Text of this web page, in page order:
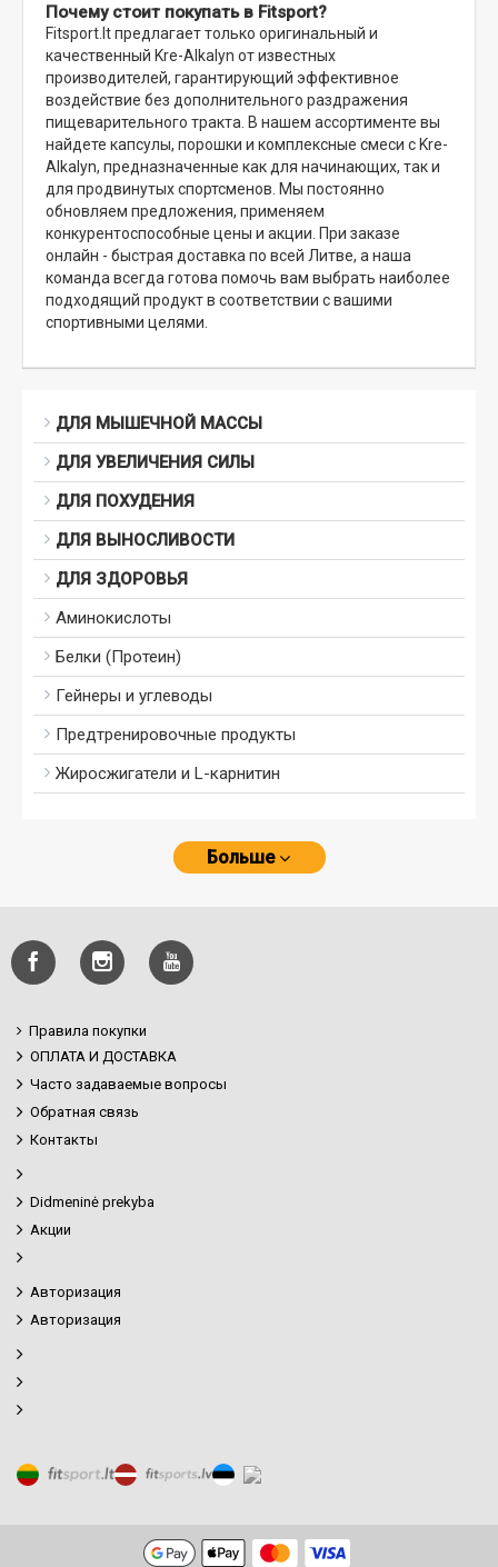
Почему стоит покупать в Fitsport?
Fitsport.lt предлагает только оригинальный и
качественный Kre-Alkalyn от известных
производителей, гарантирующий эффективное
воздействие без дополнительного раздражения
пищеварительного тракта. В нашем ассортименте вы
найдете капсулы, порошки и комплексные смеси с Kre-
Alkalyn, предназначенные как для начинающих, так и
для продвинутых спортсменов. Мы постоянно
обновляем предложения, применяем
конкурентоспособные цены и акции. При заказе
онлайн - быстрая доставка по всей Литве, а наша
команда всегда готова помочь вам выбрать наиболее
подходящий продукт в соответствии с вашими
спортивными целями.
ДЛЯ МЫШЕЧНОЙ МАССЫ
ДЛЯ УВЕЛИЧЕНИЯ СИЛЫ
ДЛЯ ПОХУДЕНИЯ
ДЛЯ ВЫНОСЛИВОСТИ
ДЛЯ ЗДОРОВЬЯ
Аминокислоты
Белки (Протеин)
Гейнеры и углеводы
Предтренировочные продукты
Жиросжигатели и L-карнитин
Больше
Правила покупки
ОПЛАТА И ДОСТАВКА
Часто задаваемые вопросы
Обратная связь
Контакты
Didmeninė prekyba
Акции
Авторизация
Авторизация